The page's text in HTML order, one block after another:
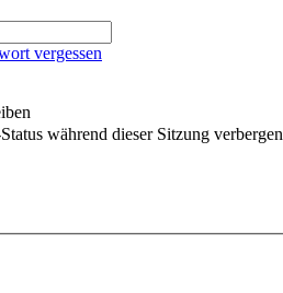
vergessen
während dieser Sitzung verbergen